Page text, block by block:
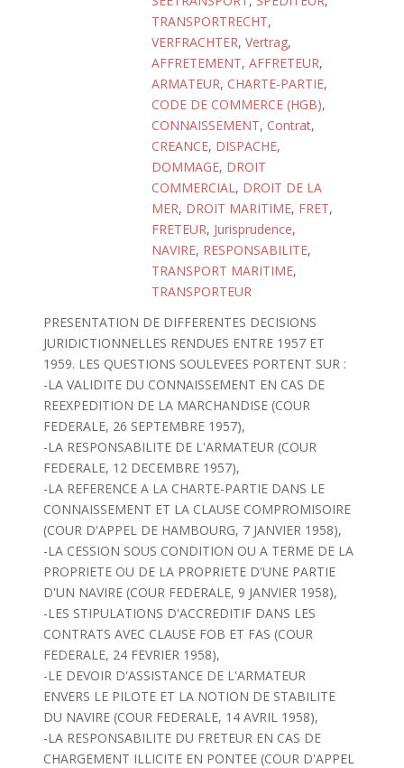
TRANSPORTRECHT,
VERFRACHTER, Vertrag,
AFFRETEMENT, AFFRETEUR,
ARMATEUR, CHARTE-PARTIE,
CODE DE COMMERCE (HGB),
CONNAISSEMENT, Contrat,
CREANCE, DISPACHE,
DOMMAGE, DROIT
COMMERCIAL, DROIT DE LA
MER, DROIT MARITIME, FRET,
FRETEUR, Jurisprudence,
NAVIRE, RESPONSABILITE,
TRANSPORT MARITIME,
TRANSPORTEUR
PRESENTATION DE DIFFERENTES DECISIONS
JURIDICTIONNELLES RENDUES ENTRE 1957 ET
1959. LES QUESTIONS SOULEVEES PORTENT SUR :
-LA VALIDITE DU CONNAISSEMENT EN CAS DE
REEXPEDITION DE LA MARCHANDISE (COUR
FEDERALE, 26 SEPTEMBRE 1957),
-LA RESPONSABILITE DE L'ARMATEUR (COUR
FEDERALE, 12 DECEMBRE 1957),
-LA REFERENCE A LA CHARTE-PARTIE DANS LE
CONNAISSEMENT ET LA CLAUSE COMPROMISOIRE
(COUR D'APPEL DE HAMBOURG, 7 JANVIER 1958),
-LA CESSION SOUS CONDITION OU A TERME DE LA
PROPRIETE OU DE LA PROPRIETE D'UNE PARTIE
D'UN NAVIRE (COUR FEDERALE, 9 JANVIER 1958),
-LES STIPULATIONS D'ACCREDITIF DANS LES
CONTRATS AVEC CLAUSE FOB ET FAS (COUR
FEDERALE, 24 FEVRIER 1958),
-LE DEVOIR D'ASSISTANCE DE L'ARMATEUR
ENVERS LE PILOTE ET LA NOTION DE STABILITE
DU NAVIRE (COUR FEDERALE, 14 AVRIL 1958),
-LA RESPONSABILITE DU FRETEUR EN CAS DE
CHARGEMENT ILLICITE EN PONTEE (COUR D'APPEL